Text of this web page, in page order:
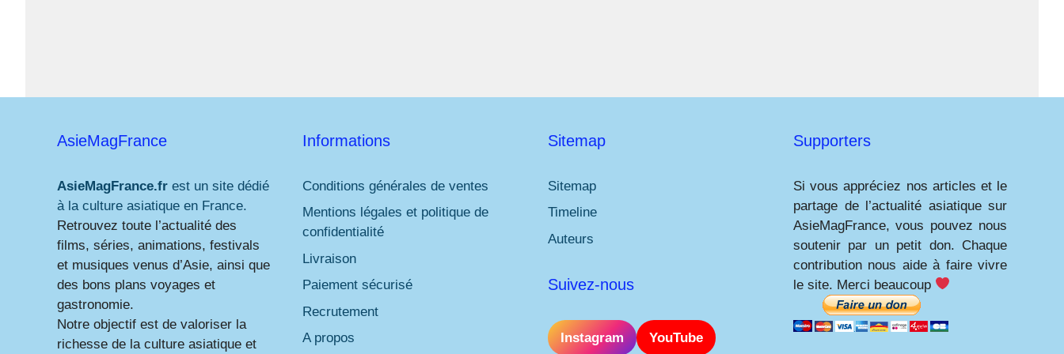
AsieMagFrance
AsieMagFrance.fr est un site dédié
à la culture asiatique en France.
Retrouvez toute l’actualité des
films, séries, animations, festivals
et musiques venus d’Asie, ainsi que
des bons plans voyages et
gastronomie.
Notre objectif est de valoriser la
richesse de la culture asiatique et
Informations
Conditions générales de ventes
Mentions légales et politique de
confidentialité
Livraison
Paiement sécurisé
Recrutement
A propos
Sitemap
Sitemap
Timeline
Auteurs
Suivez-nous
Instagram YouTube
Supporters
Si vous appréciez nos articles et le
partage de l’actualité asiatique sur
AsieMagFrance, vous pouvez nous
soutenir par un petit don. Chaque
contribution nous aide à faire vivre
le site. Merci beaucoup